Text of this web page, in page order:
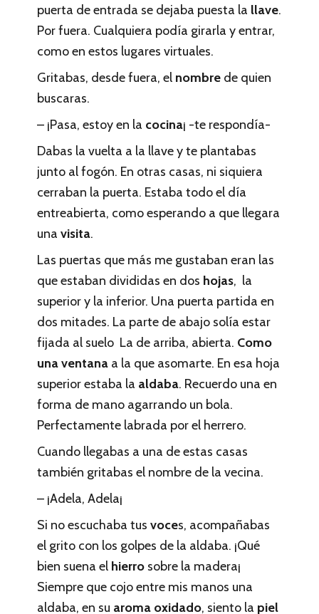
puerta de entrada se dejaba puesta la llave.
Por fuera. Cualquiera podía girarla y entrar,
como en estos lugares virtuales.
Gritabas, desde fuera, el nombre de quien
buscaras.
– ¡Pasa, estoy en la cocina¡ -te respondía-
Dabas la vuelta a la llave y te plantabas
junto al fogón. En otras casas, ni siquiera
cerraban la puerta. Estaba todo el día
entreabierta, como esperando a que llegara
una visita.
Las puertas que más me gustaban eran las
que estaban divididas en dos hojas, la
superior y la inferior. Una puerta partida en
dos mitades. La parte de abajo solía estar
fijada al suelo La de arriba, abierta. Como
una ventana a la que asomarte. En esa hoja
superior estaba la aldaba. Recuerdo una en
forma de mano agarrando un bola.
Perfectamente labrada por el herrero.
Cuando llegabas a una de estas casas
también gritabas el nombre de la vecina.
– ¡Adela, Adela¡
Si no escuchaba tusvoces, acompañabas
el grito con los golpes de la aldaba. ¡Qué
bien suena el hierro sobre la madera¡
Siempre que cojo entre mis manos una
aldaba, en su aroma oxidado, siento la piel